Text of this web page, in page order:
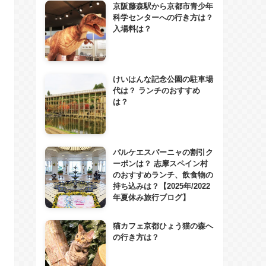
京阪藤森駅から京都市青少年
科学センターへの行き方は？
入場料は？
けいはんな記念公園の駐車場
代は？ ランチのおすすめ
は？
パルケエスパーニャの割引ク
ーポンは？ 志摩スペイン村
のおすすめランチ、飲食物の
持ち込みは？【2025年/2022
年夏休み旅行ブログ】
猫カフェ京都ひょう猫の森へ
の行き方は？